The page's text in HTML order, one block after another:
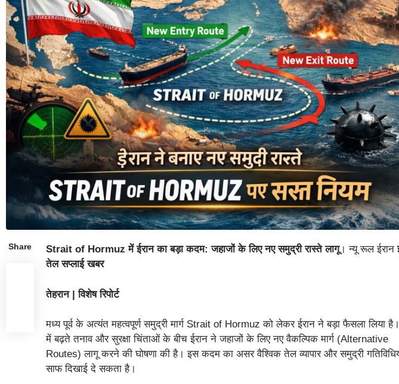
Share Strait of Hormuz में ईरान का बड़ा कदम: जहाजों के लिए नए समुद्री रास्ते लागू। न्यू रूल ईरान
तेल सप्लाई खबर
तेहरान | विशेष रिपोर्ट
मध्य पूर्व के अत्यंत महत्वपूर्ण समुद्री मार्ग Strait of Hormuz को लेकर ईरान ने बड़ा फैसला लिया है।
में बढ़ते तनाव और सुरक्षा चिंताओं के बीच ईरान ने जहाजों के लिए नए वैकल्पिक मार्ग (Alternative
Routes) लागू करने की घोषणा की है। इस कदम का असर वैश्विक तेल व्यापार और समुद्री
साफ दिखाई दे सकता है।